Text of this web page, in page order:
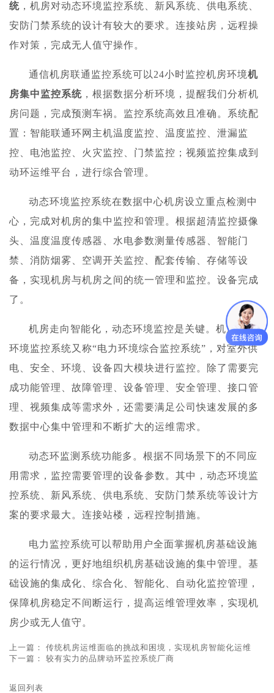
统 ，机房对动态环境监控系统、新风系统、供电系统、
安防门禁系统的设计有较大的要求。连接站房，远程操
作对策，完成无人值守操作。
通信机房联通监控系统可以24小时监控机房环境机
房集中监控系统 ，根据数据分析环境，提醒我们分析机
房问题，完成预测车祸。监控系统高效且准确。系统配
置：智能联通环网主机温度监控、温度监控、泄漏监
控、电池监控、火灾监控、门禁监控；视频监控集成到
动环运维平台，进行综合管理。
动态环境监控系统在数据中心机房设立重点检测中
心，完成对机房的集中监控和管理。根据超清监控摄像
头、温度温度传感器、水电参数测量传感器、智能门
禁、消防烟雾、空调开关监控、配套传输、存储等设
备，实现机房与机房之间的统一管理和监控。设备完成
了。
机房走向智能化，动态环境监控是关键。机房动态
环境监控系统又称“电力环境综合监控系统”，对室外供
电、安全、环境、设备四大模块进行监控。除了需要完
成功能管理、故障管理、设备管理、安全管理、接口管
理、视频集成等需求外，还需要满足公司快速发展的多
数据中心集中管理和不断扩大的运维需求。
动态环监测系统功能多。根据不同场景下的不同应
用需求，监控需要管理的设备参数。其中，动态环境监
控系统、新风系统、供电系统、安防门禁系统等设计方
案的要求最大。连接站楼，远程控制措施。
电力监控系统可以帮助用户全面掌握机房基础设施
的运行情况，更好地组织机房基础设施的集中管理。基
础设施的集成化、综合化、智能化、自动化监控管理，
保障机房稳定不间断运行，提高运维管理效率，实现机
房少或无人值守。
上一篇： 传统机房运维面临的挑战和困境，实现机房智能化运维
下一篇： 较有实力的品牌动环监控系统厂商
返回列表